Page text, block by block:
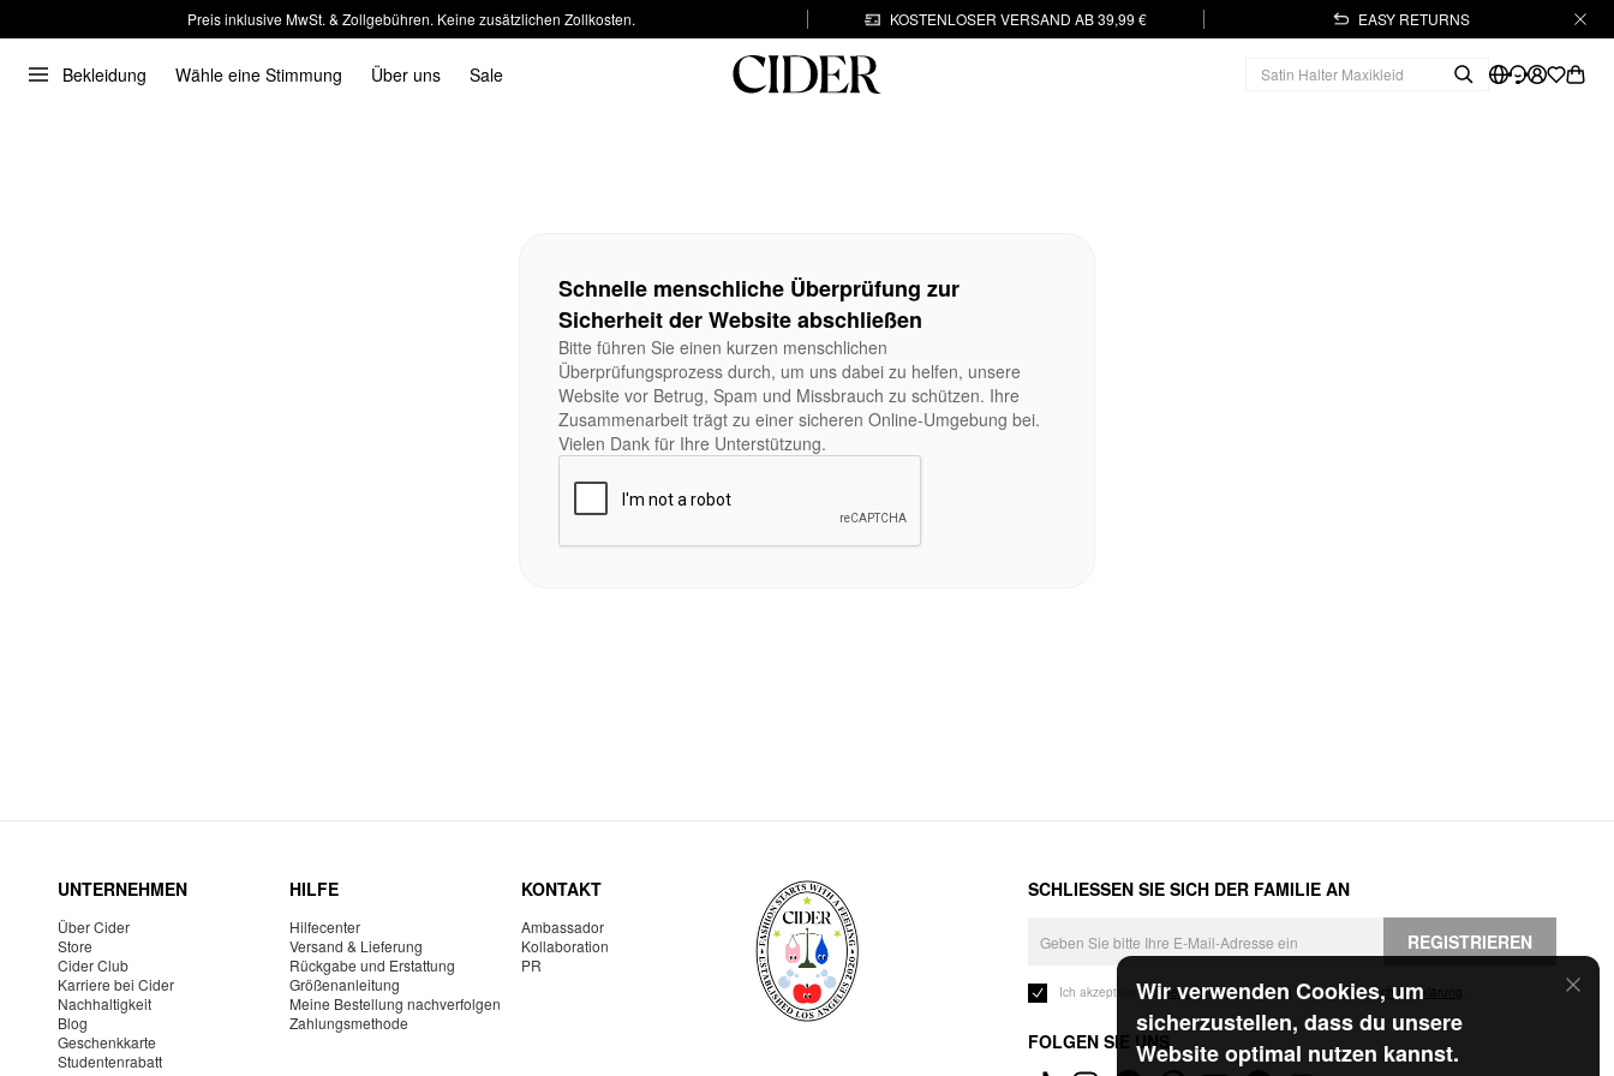
Preis inklusive MwSt. & Zollgebühren. Keine zusätzlichen Zollkosten. KOSTENLOSER VERSAND AB 39,99 € EASY RETURNS
Bekleidung Wähle eine Stimmung Über uns Sale
Wir verwenden Cookies, um
sicherzustellen, dass du unsere
Website optimal nutzen kannst.
Schnelle menschliche Überprüfung zur
Sicherheit der Website abschließen
Bitte führen Sie einen kurzen menschlichen
Überprüfungsprozess durch, um uns dabei zu helfen, unsere
Website vor Betrug, Spam und Missbrauch zu schützen. Ihre
Zusammenarbeit trägt zu einer sicheren Online-Umgebung bei.
Vielen Dank für Ihre Unterstützung.
UNTERNEHMEN
Über Cider
Store
Cider Club
Karriere bei Cider
Nachhaltigkeit
Blog
Geschenkkarte
Studentenrabatt
HILFE
Hilfecenter
Versand & Lieferung
Rückgabe und Erstattung
Größenanleitung
Meine Bestellung nachverfolgen
Zahlungsmethode
KONTAKT
Ambassador
Kollaboration
PR
SCHLIESSEN SIE SICH DER FAMILIE AN
REGISTRIEREN
Ich akzeptiere dieGeschäftsbedingungen und die Datenschutzerklärung
FOLGEN SIE UNS